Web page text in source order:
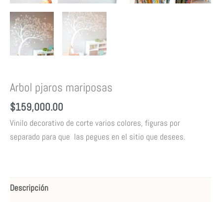
Arbol pjaros mariposas
$159,000.00
Vinilo decorativo de corte varios colores, figuras por
separado para que las pegues en el sitio que desees.
Descripción